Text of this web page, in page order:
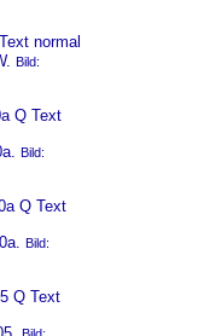
Bild:
Bild:
Bild: